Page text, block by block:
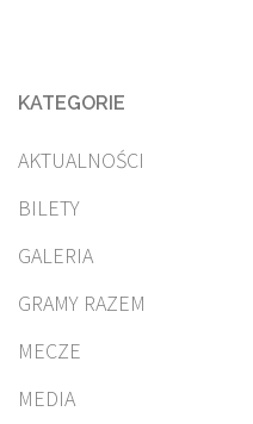
KATEGORIE
AKTUALNOŚCI
BILETY
GALERIA
GRAMY RAZEM
MECZE
MEDIA